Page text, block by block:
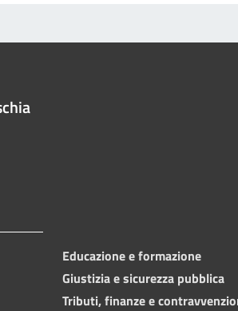
Educazione e formazione
Giustizia e sicurezza pubblica
Tributi, finanze e